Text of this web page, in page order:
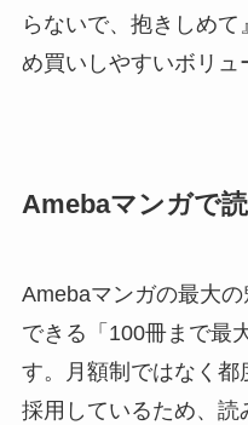
らないで、抱きしめ
め買いしやすいボリュ
Amebaマンガで
Amebaマンガの最大
できる「100冊まで最
す。月額制ではなく都
採用しているため、読